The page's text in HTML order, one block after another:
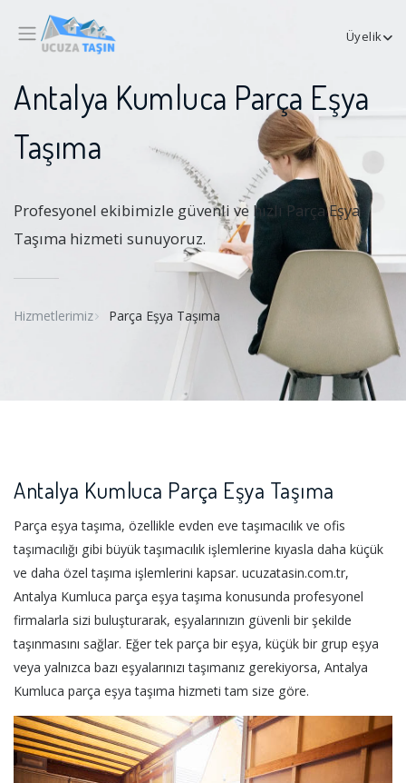
Üyelik
Antalya Kumluca Parça Eşya
Taşıma
Profesyonel ekibimizle güvenli ve hızlı Parça Eşya
Taşıma hizmeti sunuyoruz.
Hizmetlerimiz Parça Eşya Taşıma
Antalya Kumluca Parça Eşya Taşıma
Parça eşya taşıma, özellikle evden eve taşımacılık ve ofis
taşımacılığı gibi büyük taşımacılık işlemlerine kıyasla daha küçük
ve daha özel taşıma işlemlerini kapsar. ucuzatasin.com.tr,
Antalya Kumluca parça eşya taşıma konusunda profesyonel
firmalarla sizi buluşturarak, eşyalarınızın güvenli bir şekilde
taşınmasını sağlar. Eğer tek parça bir eşya, küçük bir grup eşya
veya yalnızca bazı eşyalarınızı taşımanız gerekiyorsa, Antalya
Kumluca parça eşya taşıma hizmeti tam size göre.